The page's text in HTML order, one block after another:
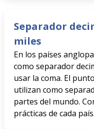
Separador
miles
En los países
como separador
usar la coma. El
utilizan como
partes del mundo.
prácticas de cada país.